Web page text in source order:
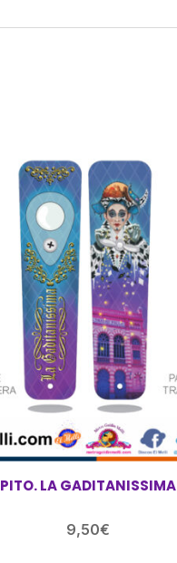
PITO. LA GADITANISSIMA
9,50€